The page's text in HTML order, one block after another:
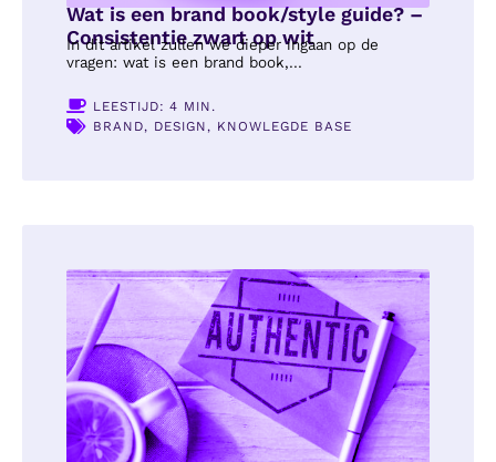
Wat is een brand book/style guide? –
Consistentie zwart op wit
In dit artikel zullen we dieper ingaan op de
vragen: wat is een brand book,...
LEESTIJD: 4 MIN.
BRAND, DESIGN, KNOWLEGDE BASE